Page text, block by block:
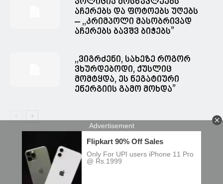
აჩერებს და ფოტოებს უღებს
– ,,კრიმპოლი მასობრივად
აჩერებს ბავშვ ბიჭებს”
,,ვიგრძენი, სახეზე როგორ
ვხურდებოდი, ქუსლიც
მომტყდა, ეს ნეგატიური
ენერგიის გამო მოხდა”
© Spacesnews • სფეისნიუსი